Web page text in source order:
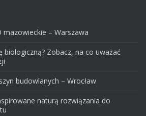
mazowieckie – Warszawa
biologiczną? Zobacz, na co uważać
budowlanych – Wrocław
naturą rozwiązania do